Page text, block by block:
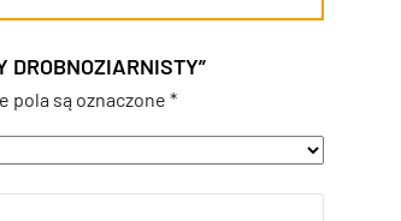
DROBNOZIARNISTY”
pola są oznaczone *